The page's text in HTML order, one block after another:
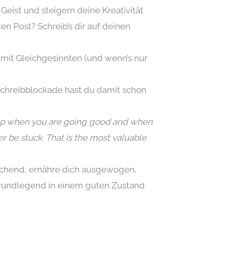
und steigern deine Kreativität
Post? Schreib’s dir auf deinen
Gleichgesinnten (und wenn’s nur
hast du damit schon
when you are going good and when
be stuck. That is the most valuable
ernähre dich ausgewogen,
in einem guten Zustand